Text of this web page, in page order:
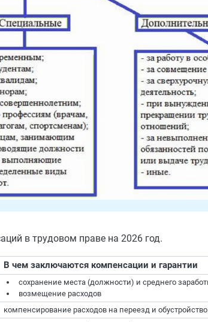
в трудовом праве на 2026 год.
В чем заключаются компенсации и гарантии
сохранение места (должности) и среднего
возмещение расходов
компенсирование расходов на переезд и обустройство